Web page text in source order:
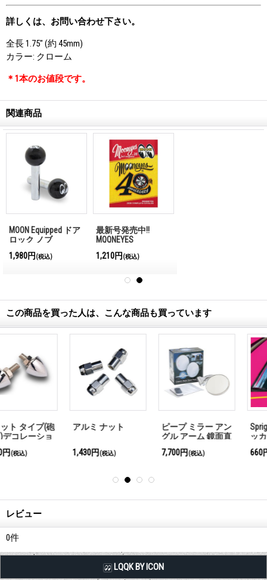
詳しくは、お問い合わせ下さい。
全長 1.75" (約 45mm)
カラー: クローム
＊1本のお値段です。
関連商品
MOON Equipped ドア
ロック ノブ
1,980円 (税込)
最新号発売中!!
MQQNEYES
Magazine No.28 2026
1,210円 (税込)
この商品を買った人は、こんな商品も買っています
アルミ ナット
1,430円
ピープ ミラー アン
グル アーム 鏡面直
7,700円
Sprightly Fairy ステ
ッカー
660円
レビュー
0件
LQQK BY ICON